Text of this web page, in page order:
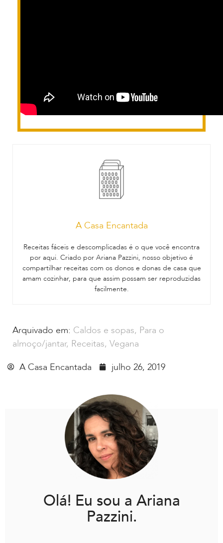
A Casa Encantada
Receitas fáceis e descomplicadas é o que você encontra
por aqui. Criado por Ariana Pazzini, nosso objetivo é
compartilhar receitas com os donos e donas de casa que
amam cozinhar, para que assim possam ser reproduzidas
facilmente.
Arquivado em: Caldos e sopas, Para o
almoço/jantar, Receitas, Vegana
A Casa Encantada
julho 26, 2019
Olá! Eu sou a Ariana
Pazzini.